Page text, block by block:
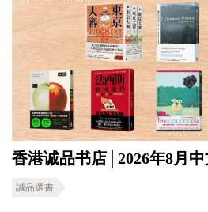
香港诚品书店│2026年8月
誠品選書